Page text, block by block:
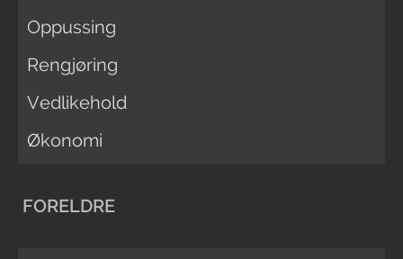
Oppussing
Rengjøring
Vedlikehold
Økonomi
FORELDRE